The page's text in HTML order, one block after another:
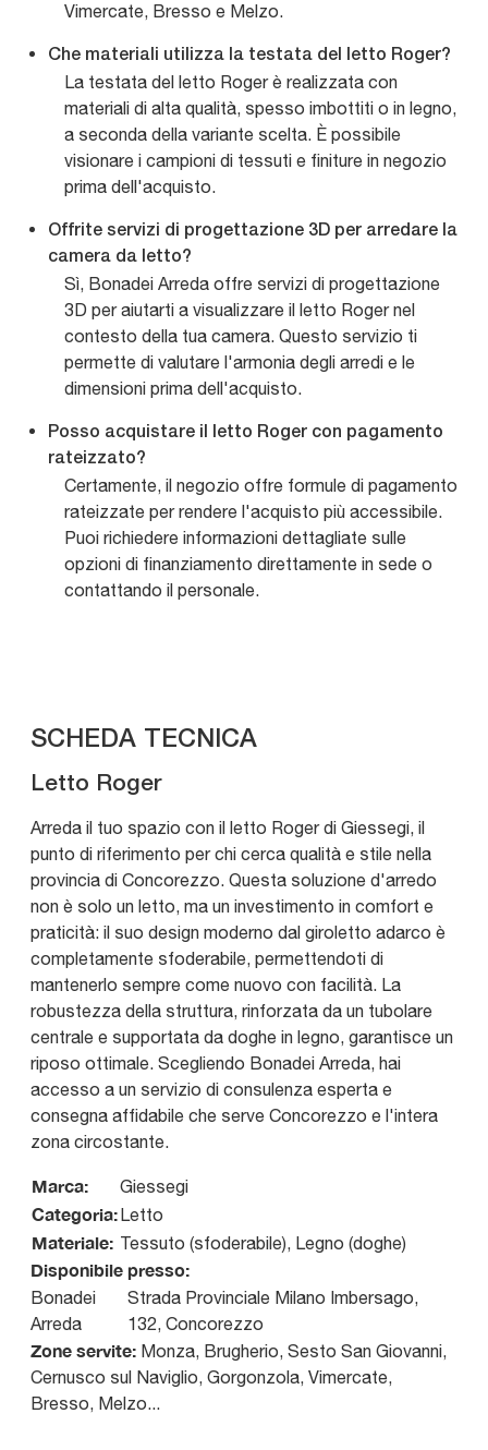
Vimercate, Bresso e Melzo.
Che materiali utilizza la testata del letto Roger?
La testata del letto Roger è realizzata con
materiali di alta qualità, spesso imbottiti o in legno,
a seconda della variante scelta. È possibile
visionare i campioni di tessuti e finiture in negozio
prima dell'acquisto.
Offrite servizi di progettazione 3D per arredare la
camera da letto?
Sì, Bonadei Arreda offre servizi di progettazione
3D per aiutarti a visualizzare il letto Roger nel
contesto della tua camera. Questo servizio ti
permette di valutare l'armonia degli arredi e le
dimensioni prima dell'acquisto.
Posso acquistare il letto Roger con pagamento
rateizzato?
Certamente, il negozio offre formule di pagamento
rateizzate per rendere l'acquisto più accessibile.
Puoi richiedere informazioni dettagliate sulle
opzioni di finanziamento direttamente in sede o
contattando il personale.
SCHEDA TECNICA
Letto Roger
Arreda il tuo spazio con il letto Roger di Giessegi, il
punto di riferimento per chi cerca qualità e stile nella
provincia di Concorezzo. Questa soluzione d'arredo
non è solo un letto, ma un investimento in comfort e
praticità: il suo design moderno dal giroletto adarco è
completamente sfoderabile, permettendoti di
mantenerlo sempre come nuovo con facilità. La
robustezza della struttura, rinforzata da un tubolare
centrale e supportata da doghe in legno, garantisce un
riposo ottimale. Scegliendo Bonadei Arreda, hai
accesso a un servizio di consulenza esperta e
consegna affidabile che serve Concorezzo e l'intera
zona circostante.
Marca: Giessegi
Categoria:Letto
Materiale: Tessuto (sfoderabile), Legno (doghe)
Disponibile presso:
Bonadei
Arreda
Strada Provinciale Milano Imbersago,
132, Concorezzo
Zone servite: Monza, Brugherio, Sesto San Giovanni,
Cernusco sul Naviglio, Gorgonzola, Vimercate,
Bresso, Melzo...